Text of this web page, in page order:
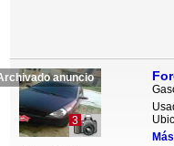
anuncio
3